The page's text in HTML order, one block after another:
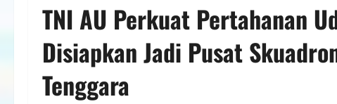
TNI AU Perkuat Pertahanan
Disiapkan Jadi Pusat
Tenggara